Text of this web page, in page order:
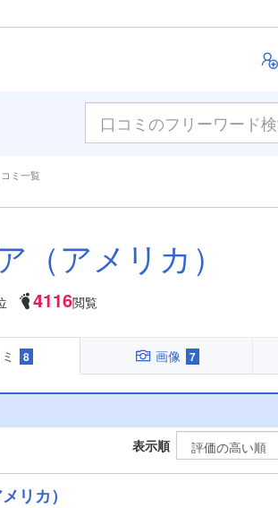
ミ一覧
（アメリカ）
4116閲覧
8 画像 7
表示順
リカ）